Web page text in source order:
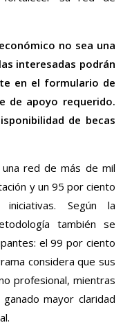
no sea una
interesadas podrán
en el formulario de
de apoyo requerido.
de becas
red de más de mil
y un 95 por ciento
Según la
también se
el 99 por ciento
considera que sus
profesional, mientras
mayor claridad